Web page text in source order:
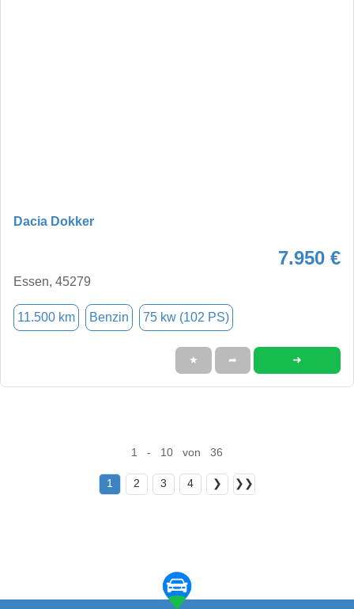
Dacia Dokker
7.950 €
Essen, 45279
11.500 km Benzin 75 kw (102 PS)
★ ➦ ➜
1 - 10 von 36
1 2 3 4 ❯ ❯❯